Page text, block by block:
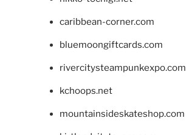
caribbean-corner.com
bluemoongiftcards.com
rivercitysteampunkexpo.com
kchoops.net
mountainsideskateshop.com